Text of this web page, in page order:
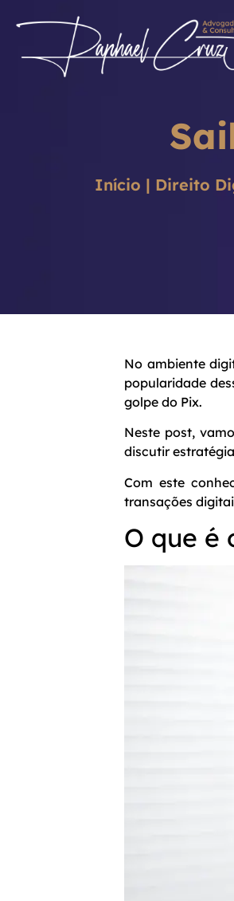
Início | Direito
No ambiente
popularidade
golpe do Pix.
Neste post,
discutir
Com este
transações
O que é